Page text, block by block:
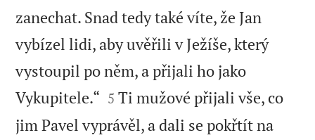
zanechat. Snad tedy také víte, že Jan
vybízel lidi, aby uvěřili v Ježíše, který
vystoupil po něm, a přijali ho jako
Vykupitele.“ 

5 Ti mužové přijali vše, co
jim Pavel vyprávěl, a dali se pokřtít na